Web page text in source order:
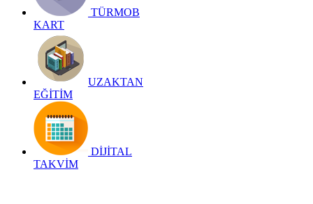
TÜRMOB
KART
UZAKTAN
EĞİTİM
DİJİTAL
TAKVİM